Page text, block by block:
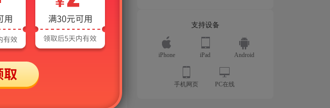
支持设备
iPhone iPad Android
手机网页 PC在线